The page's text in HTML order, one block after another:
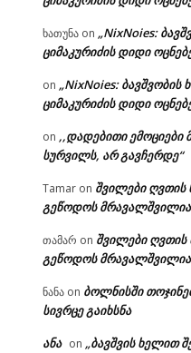
ხათუნა on „NixNoies:
ციმაკურიძის დიდი
on „NixNoies: ბავშვობის
ციმაკურიძის დიდი
on ,,დადებითი ემოციები
სურვილს, არ გავჩერდე“
Tamar on შვილები ღვთის
გეწოდოს
თამარ on შვილები ღვთის
გეწოდოს
ნანა on ბოლნისში
სივრცე გაიხსნა
ანა on „ბავშვის ხელით